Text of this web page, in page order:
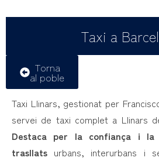
Taxi a
Torna
al poble
Taxi Llinars, gestionat per
servei de taxi complet a Llinars
Destaca per la confiança i
trasllats urbans, interurbans i